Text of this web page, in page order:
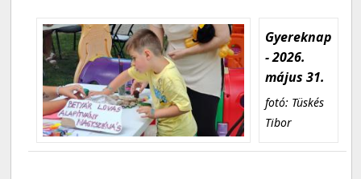
Gyereknap
- 2026.
május 31.
fotó: Tüskés
Tibor